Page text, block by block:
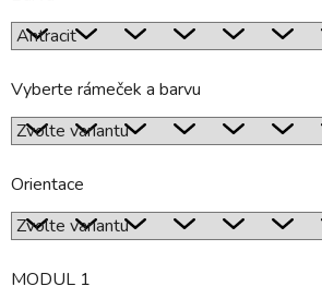
Vyberte rámeček a barvu
Orientace
MODUL 1